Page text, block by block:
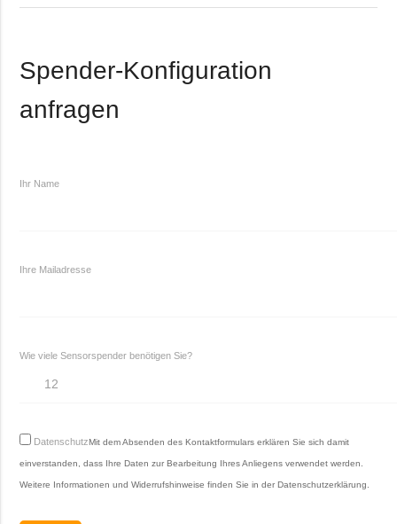
Spender-Konfiguration
anfragen
Ihr Name
Ihre Mailadresse
Wie viele Sensorspender benötigen Sie?
DatenschutzMit dem Absenden des Kontaktformulars erklären Sie sich damit
einverstanden, dass Ihre Daten zur Bearbeitung Ihres Anliegens verwendet werden.
Weitere Informationen und Widerrufshinweise finden Sie in derDatenschutzerklärung